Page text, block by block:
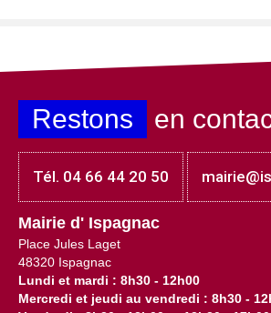
Restons en
Tél. 04 66 44 20 50
Mairie d' Ispagnac
Place Jules Laget
48320 Ispagnac
Lundi et mardi : 8h30 - 12h00
Mercredi et jeudi au vendredi : 8h30 -